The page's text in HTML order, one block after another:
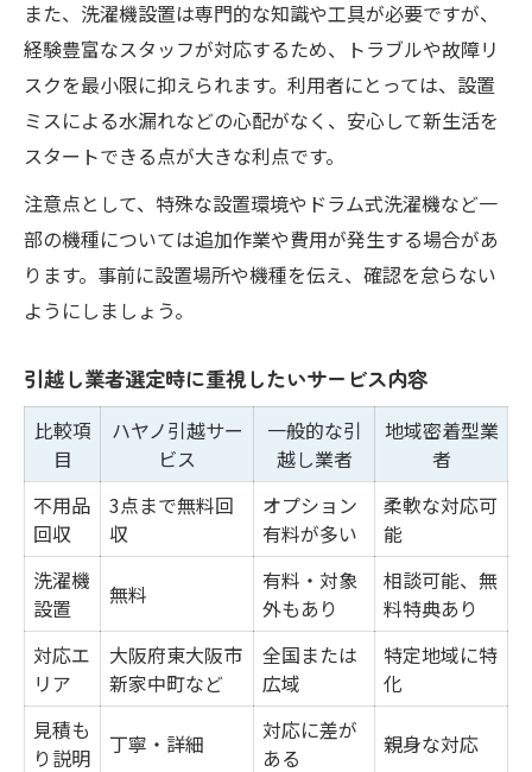
また、洗濯機設置は専門的な知識や工具が必要ですが、
経験豊富なスタッフが対応するため、トラブルや故障リ
スクを最小限に抑えられます。利用者にとっては、設置
ミスによる水漏れなどの心配がなく、安心して新生活を
スタートできる点が大きな利点です。
注意点として、特殊な設置環境やドラム式洗濯機など一
部の機種については追加作業や費用が発生する場合があ
ります。事前に設置場所や機種を伝え、確認を怠らない
ようにしましょう。
引越し業者選定時に重視したいサービス内容
比較項
目
ハヤノ引越サー
ビス
一般的な引
越し業者
地域密着型業
者
不用品
回収
3点まで無料回
収
オプション
有料が多い
柔軟な対応可
能
洗濯機
設置
無料
有料・対象
外もあり
相談可能、無
料特典あり
対応エ
リア
大阪府東大阪市
新家中町など
全国または
広域
特定地域に特
化
見積も
り説明
丁寧・詳細
対応に差が
ある
親身な対応